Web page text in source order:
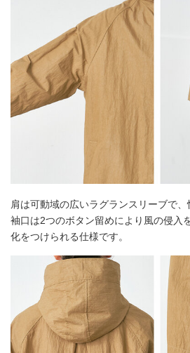
肩は可動域の広いラグランスリーブで、
袖口は2つのボタン留めにより風の侵入
化をつけられる仕様です。